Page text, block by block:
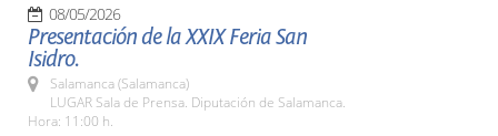
08/05/2026
Presentación de la XXIX Feria San
Isidro.
Salamanca (Salamanca)
LUGAR Sala de Prensa. Diputación de Salamanca.
Hora: 11:00 h.